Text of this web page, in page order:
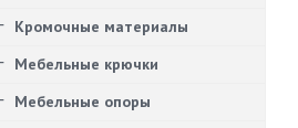
Кромочные материалы
Мебельные крючки
Мебельные опоры